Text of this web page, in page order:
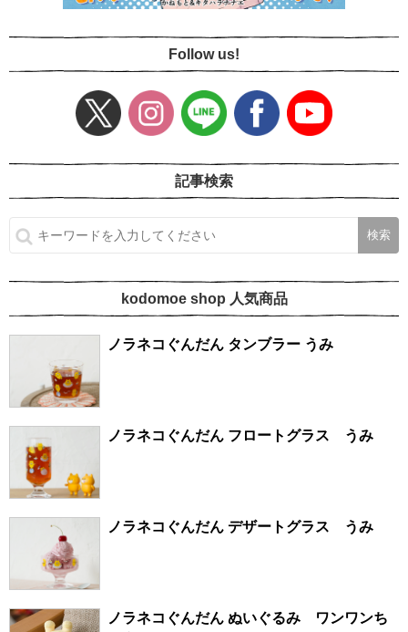
Follow us!
記事検索
kodomoe shop 人気商品
ノラネコぐんだん タンブラー うみ
ノラネコぐんだん フロートグラス うみ
ノラネコぐんだん デザートグラス うみ
ノラネコぐんだん ぬいぐるみ ワンワンち